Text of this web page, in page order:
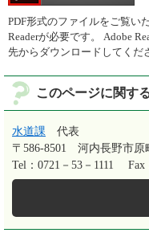
PDF形式のファイルをご覧い
Readerが必要です。
Adobe
先からダウンロードしてくだ
このページに関す
水道課
代表
〒586-8501
河内長野市原
Tel：0721－53－1111
Fax